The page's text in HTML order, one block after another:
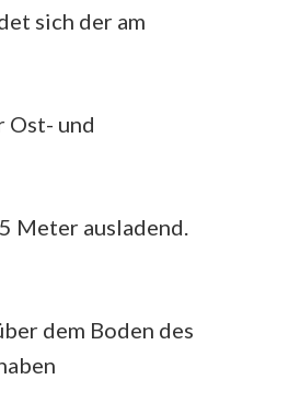
sich der am
Ost- und
Meter ausladend.
dem Boden des